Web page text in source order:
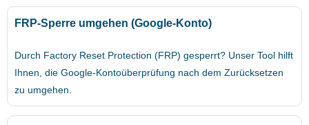
FRP-Sperre umgehen (Google-Konto)
Durch Factory Reset Protection (FRP) gesperrt? Unser Tool hilft
Ihnen, die Google-Kontoüberprüfung nach dem Zurücksetzen
zu umgehen.